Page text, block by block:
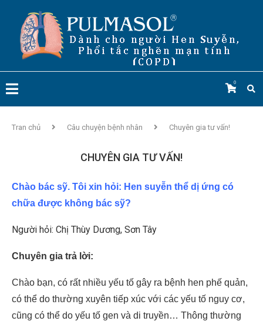
0
Tran chủ Câu chuyện bệnh nhân Chuyên gia tư vấn!
CHUYÊN GIA TƯ VẤN!
Chào bác sỹ. Tôi xin hỏi: Hen suyễn thể dị ứng có
chữa được không bác sỹ?
Người hỏi: Chị Thùy Dương, Sơn Tây
Chuyên gia trả lời:
Chào bạn, có rất nhiều yếu tố gây ra bệnh hen phế quản,
có thể do thường xuyên tiếp xúc với các yếu tố nguy cơ,
cũng có thể do yếu tố gen và di truyền… Thông thường